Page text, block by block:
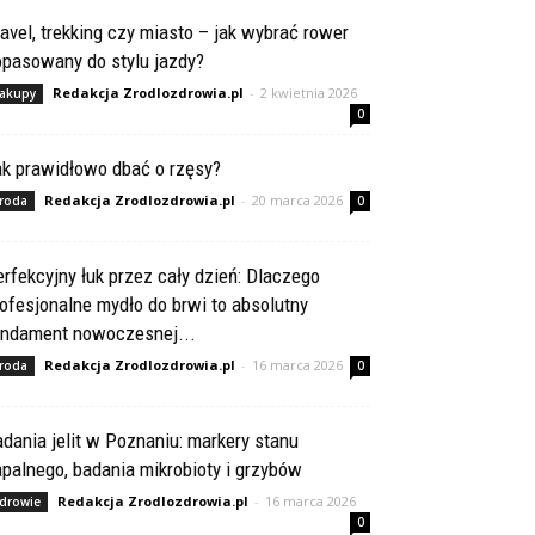
trekking czy miasto – jak wybrać rower
do stylu jazdy?
Redakcja Zrodlozdrowia.pl - 2 kwietnia 2026
0
prawidłowo dbać o rzęsy?
Redakcja Zrodlozdrowia.pl - 20 marca 2026 0
łuk przez cały dzień: Dlaczego
mydło do brwi to absolutny
nowoczesnej...
Redakcja Zrodlozdrowia.pl - 16 marca 2026 0
jelit w Poznaniu: markery stanu
badania mikrobioty i grzybów
Redakcja Zrodlozdrowia.pl - 16 marca 2026
0